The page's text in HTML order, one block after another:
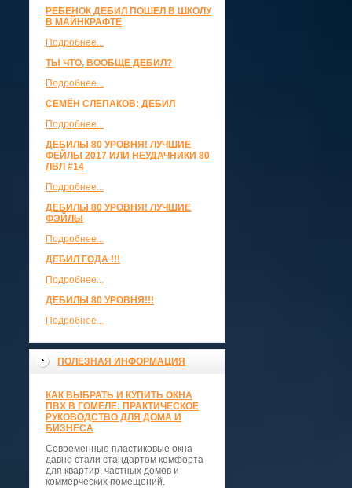
РЕБЕНОК ДЕБИЛ ПОШЕЛ В ШКОЛУ
В МАЙНКРАФТЕ
Подробнее...
ТЫ ЧТО, ВООБЩЕ ДЕБИЛ?
Подробнее...
СЕМЁН СЛЕПАКОВ: ДЕБИЛ
Подробнее...
ДЕБИЛЫ 80 УРОВНЯ! ЛУЧШИЕ
ФЕЙЛЫ 2017 ИЛИ НЕУДАЧНИКИ 80
ЛВЛ #14
Подробнее...
ДЕБИЛЫ 80 УРОВНЯ! ЛУЧШИЕ
ФЭЙЛЫ
Подробнее...
ДЕБИЛ ГОДА !!!
Подробнее...
ДЕБИЛЫ 80 УРОВНЯ!!!
Подробнее...
ПОЛЕЗНАЯ ИНФОРМАЦИЯ
КАК ВЫБРАТЬ И КУПИТЬ ОКНА
ПВХ В ГОМЕЛЕ: ПРАКТИЧЕСКОЕ
РУКОВОДСТВО ДЛЯ ДОМА И
БИЗНЕСА
Современные пластиковые окна
давно стали стандартом комфорта
для квартир, частных домов и
коммерческих помещений.